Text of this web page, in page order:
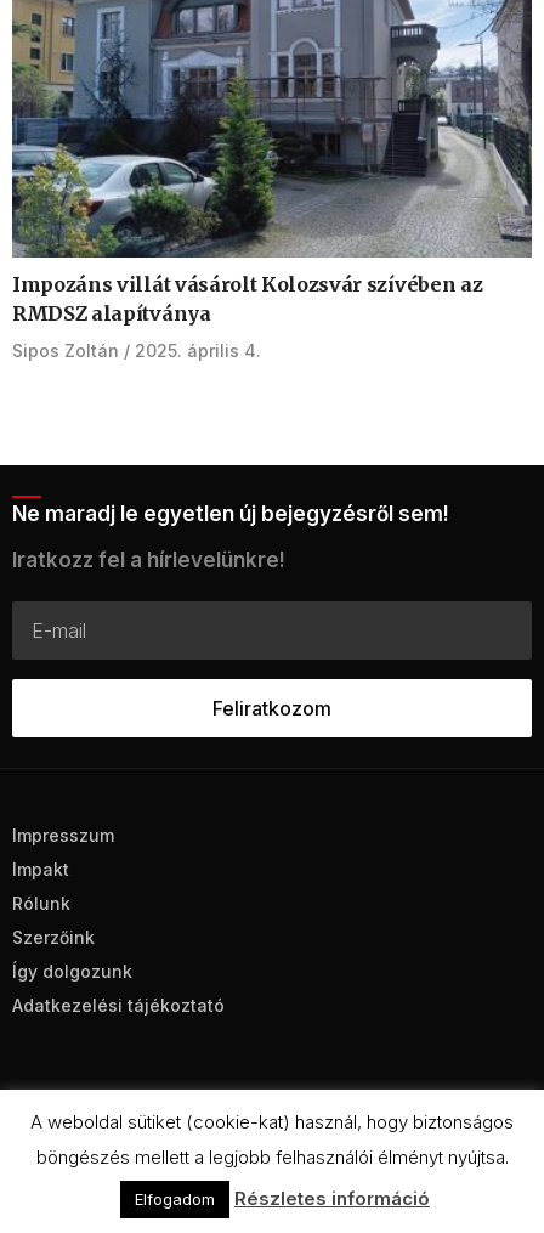
Impozáns villát vásárolt Kolozsvár szívében az
RMDSZ alapítványa
Sipos Zoltán 2025. április 4.
Ne maradj le egyetlen új bejegyzésről sem!
Iratkozz fel a hírlevelünkre!
Impresszum
Impakt
Rólunk
Szerzőink
Így dolgozunk
Adatkezelési tájékoztató
CC BY-NC-SA 4.0
A weboldal sütiket (cookie-kat) használ, hogy biztonságos
böngészés mellett a legjobb felhasználói élményt nyújtsa.
Elfogadom Részletes információ